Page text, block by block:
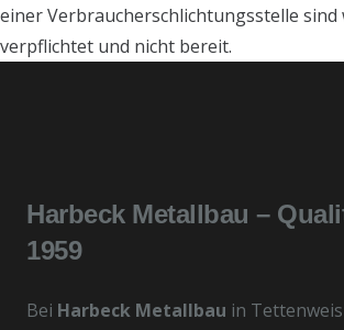
einer Verbraucherschlichtungsstelle sind
verpflichtet und nicht bereit.
Harbeck Metallbau –
1959
Bei Harbeck Metallbau in